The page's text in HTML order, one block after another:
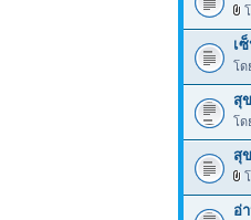
เ
โด
สุ
โด
สุ
อ่